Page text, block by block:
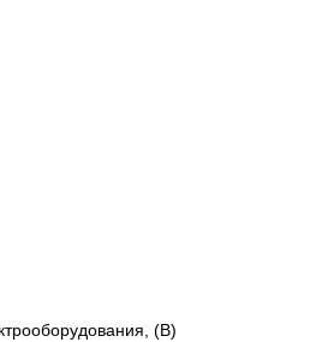
(В)